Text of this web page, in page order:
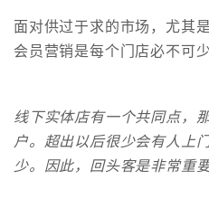
面对供过于求的市场，尤其
会员营销是每个门店必不可
线下实体店有一个共同点，
户。超出以后很少会有人上
少。因此，回头客是非常重要